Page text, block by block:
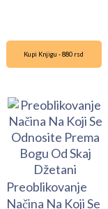
Kupi Knjigu - 880 rsd
Preoblikovanje
Načina Na Koji Se